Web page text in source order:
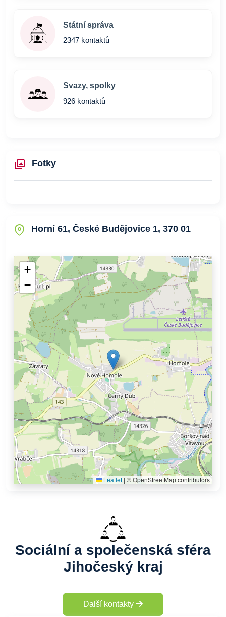
Státní správa
2347 kontaktů
Svazy, spolky
926 kontaktů
Fotky
Horní 61, České Budějovice 1, 370 01
+
−
Leaflet | © OpenStreetMap contributors
Sociální a společenská sféra
Jihočeský kraj
Další kontakty